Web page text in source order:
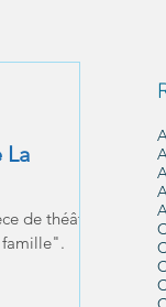
La
de théâtre
famille".